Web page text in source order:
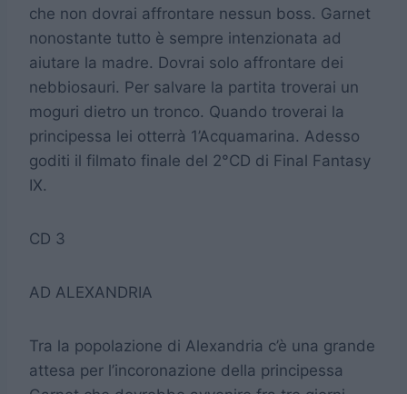
che non dovrai affrontare nessun boss. Garnet
nonostante tutto è sempre intenzionata ad
aiutare la madre. Dovrai solo affrontare dei
nebbiosauri. Per salvare la partita troverai un
moguri dietro un tronco. Quando troverai la
principessa lei otterrà 1’Acquamarina. Adesso
goditi il filmato finale del 2°CD di Final Fantasy
IX.
CD 3
AD ALEXANDRIA
Tra la popolazione di Alexandria c’è una grande
attesa per l’incoronazione della principessa